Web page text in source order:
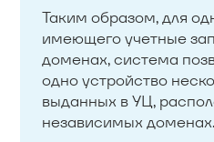
Таким образом, для
имеющего учетные
доменах, система
одно устройство
выданных в УЦ,
независимых доменах.